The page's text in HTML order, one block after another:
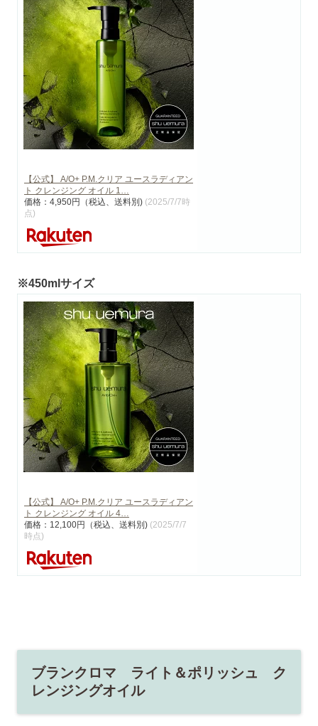
【公式】 A/O+ P.M.クリア ユースラディアン
ト クレンジング オイル 1…
価格：4,950円（税込、送料別) (2025/7/7時
点)
※450mlサイズ
【公式】 A/O+ P.M.クリア ユースラディアン
ト クレンジング オイル 4…
価格：12,100円（税込、送料別) (2025/7/7
時点)
ブランクロマ ライト＆ポリッシュ ク
レンジングオイル